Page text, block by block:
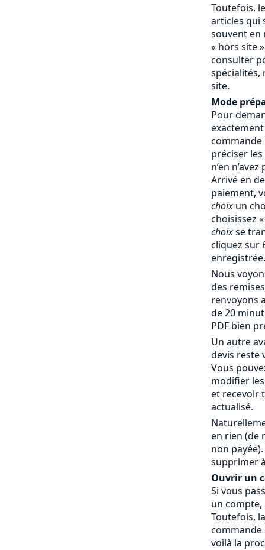
Toutefois,
articles qui
souvent en
« hors site
consulter
spécialités,
site.
Mode
Pour
commande
préciser
n’en
Arrivé en
paiement,
choix un
choisissez
choixse
cliquez sur
enregistrée.
Nous
des
renvoyons
de 20
PDF bien
Un autre
devis reste
Vous
modifier
et recevoir
actualisé.
en rien (de
non
supprimer
Ouvrir un
Si vous
un compte,
Toutefois,
commande
voilà la